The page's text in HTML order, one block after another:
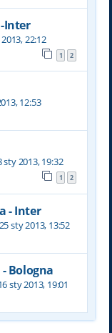
Inter
22:12
1 2
12:53
sty 2013, 19:32
1 2
- Inter
25 sty 2013, 13:52
Bologna
sty 2013, 19:01